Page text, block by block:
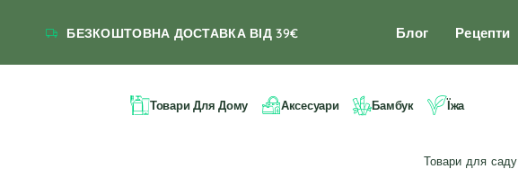
БЕЗКОШТОВНА ДОСТАВКА ВІД 39€ Блог Рецепти
Товари Для Дому Аксесуари Бамбук Їжа
Товари для саду